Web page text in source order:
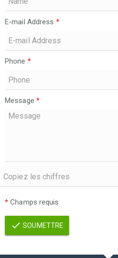
E-mail Address *
Phone *
Message *
* Champs requis
SOUMETTRE